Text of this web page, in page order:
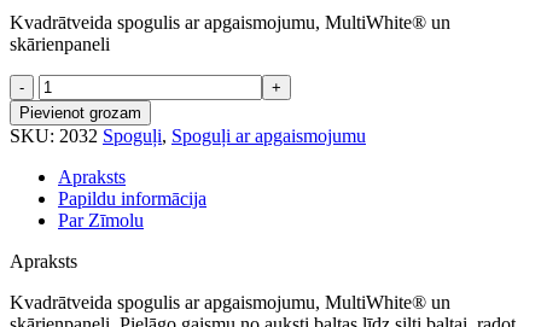
Kvadrātveida spogulis ar apgaismojumu, MultiWhite® un
skārienpaneli
Venice
spogulis
multiwhite
1000x850mm
daudzums
Pievienot grozam
SKU: 2032 Spoguļi, Spoguļi ar apgaismojumu
Apraksts
Papildu informācija
Par Zīmolu
Apraksts
Kvadrātveida spogulis ar apgaismojumu, MultiWhite® un